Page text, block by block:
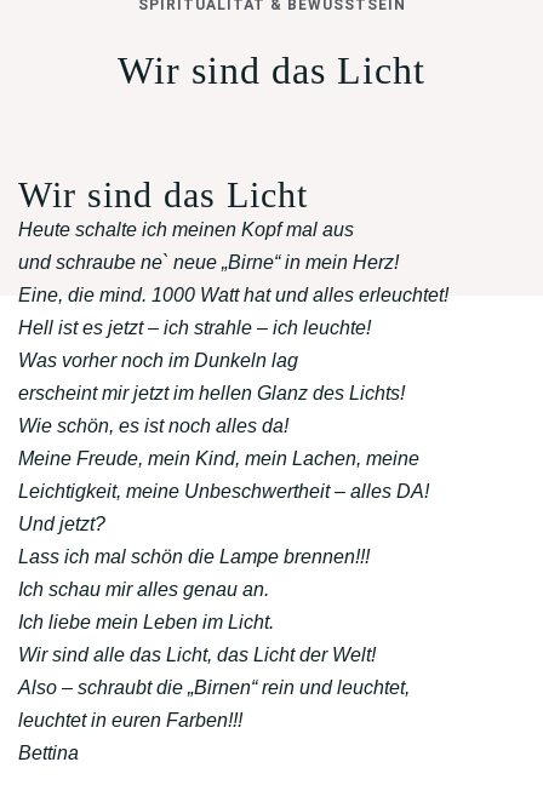
SPIRITUALITÄT & BEWUSSTSEIN
Wir sind das Licht
Wir sind das Licht
Heute schalte ich meinen Kopf mal aus
und schraube ne` neue „Birne“ in mein Herz!
Eine, die mind. 1000 Watt hat und alles erleuchtet!
Hell ist es jetzt – ich strahle – ich leuchte!
Was vorher noch im Dunkeln lag
erscheint mir jetzt im hellen Glanz des Lichts!
Wie schön, es ist noch alles da!
Meine Freude, mein Kind, mein Lachen, meine
Leichtigkeit, meine Unbeschwertheit – alles DA!
Und jetzt?
Lass ich mal schön die Lampe brennen!!!
Ich schau mir alles genau an.
Ich liebe mein Leben im Licht.
Wir sind alle das Licht, das Licht der Welt!
Also – schraubt die „Birnen“ rein und leuchtet,
leuchtet in euren Farben!!!
Bettina